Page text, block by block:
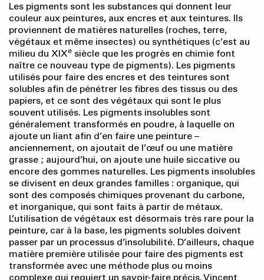
Les pigments sont les substances qui donnent leur
couleur aux peintures, aux encres et aux teintures. Ils
proviennent de matières naturelles (roches, terre,
végétaux et même insectes) ou synthétiques (c’est au
milieu du XIXe siècle que les progrès en chimie font
naître ce nouveau type de pigments). Les pigments
utilisés pour faire des encres et des teintures sont
solubles afin de pénétrer les fibres des tissus ou des
papiers, et ce sont des végétaux qui sont le plus
souvent utilisés. Les pigments insolubles sont
généralement transformés en poudre, à laquelle on
ajoute un liant afin d’en faire une peinture –
anciennement, on ajoutait de l’œuf ou une matière
grasse ; aujourd’hui, on ajoute une huile siccative ou
encore des gommes naturelles. Les pigments insolubles
se divisent en deux grandes familles : organique, qui
sont des composés chimiques provenant du carbone,
et inorganique, qui sont faits à partir de métaux.
L’utilisation de végétaux est désormais très rare pour la
peinture, car à la base, les pigments solubles doivent
passer par un processus d’insolubilité. D’ailleurs, chaque
matière première utilisée pour faire des pigments est
transformée avec une méthode plus ou moins
complexe qui requiert un savoir-faire précis. Vincent